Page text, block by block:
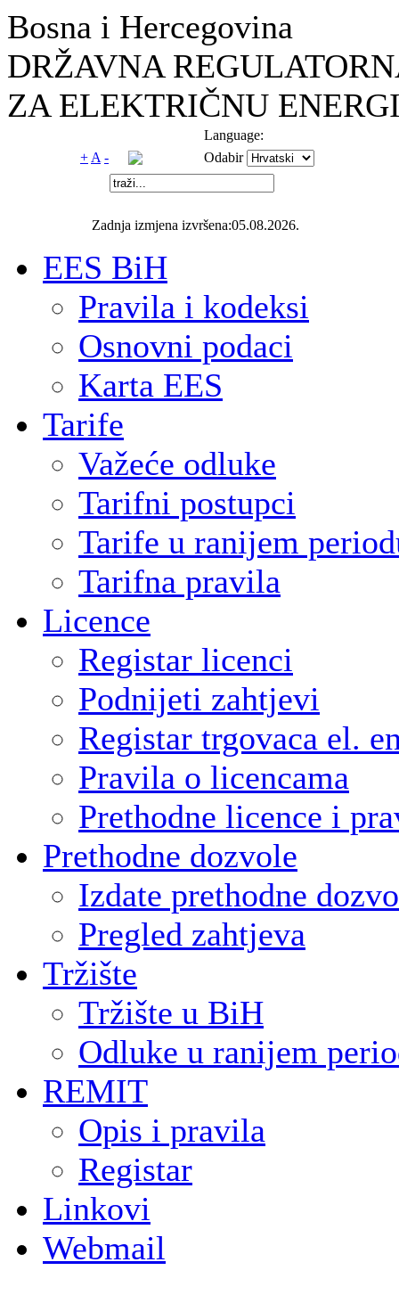
Bosna i Hercegovina
DRŽAVNA
ZA ELEKTRIČNU
Language:
+ A - Odabir
Zadnja izmjena izvršena:05.08.2026.
EES BiH
Pravila i kodeksi
Osnovni podaci
Karta EES
Tarife
Važeće odluke
Tarifni postupci
Tarife u ranijem
Tarifna pravila
Licence
Registar licenci
Podnijeti zahtjevi
Registar trgovaca el.
Pravila o licencama
Prethodne licence i
Prethodne dozvole
Izdate prethodne
Pregled zahtjeva
Tržište
Tržište u BiH
Odluke u ranijem
REMIT
Opis i pravila
Registar
Linkovi
Webmail